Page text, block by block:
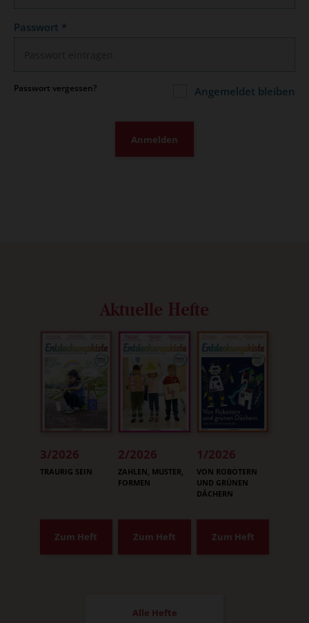
Passwort *
Passwort vergessen? Angemeldet bleiben
Anmelden
Aktuelle Hefte
3/2026
:
TRAURIG SEIN
Zum Heft
2/2026
:
ZAHLEN, MUSTER,
FORMEN
Zum Heft
1/2026
:
VON ROBOTERN
UND GRÜNEN
DÄCHERN
Zum Heft
Alle Hefte